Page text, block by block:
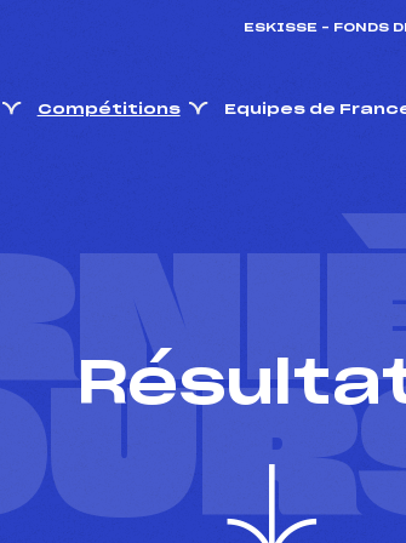
ESKISSE – FONDS
Compétitions Equipes de